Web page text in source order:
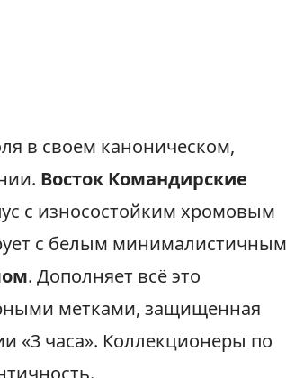
в своем каноническом,
Восток Командирские
с износостойким хромовым
с белым минималистичным
. Дополняет всё это
метками, защищенная
«3 часа». Коллекционеры по